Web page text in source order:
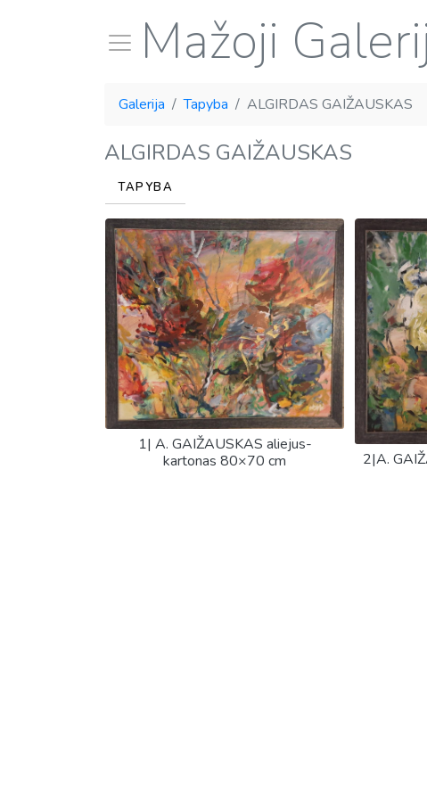
Mažoji
Galerija Tapyba ALGIRDAS GAIŽAUSKAS
ALGIRDAS GAIŽAUSKAS
TAPYBA
1| A. GAIŽAUSKAS aliejus-
kartonas 80×70 cm
2|A.